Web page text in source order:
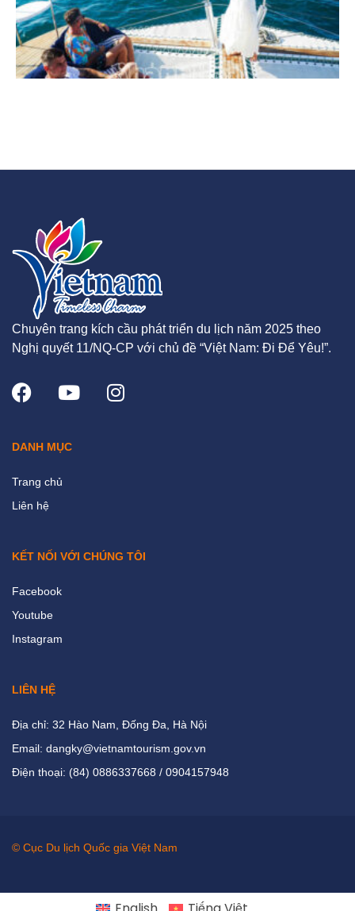
Chuyên trang kích cầu phát triển du lịch năm 2025 theo
Nghị quyết 11/NQ-CP với chủ đề “Việt Nam: Đi Để Yêu!”.
DANH MỤC
Trang chủ
Liên hệ
KẾT NỐI VỚI CHÚNG TÔI
Facebook
Youtube
Instagram
LIÊN HỆ
Địa chỉ: 32 Hào Nam, Đống Đa, Hà Nội
Email: dangky@vietnamtourism.gov.vn
Điện thoại: (84) 0886337668 / 0904157948
© Cục Du lịch Quốc gia Việt Nam